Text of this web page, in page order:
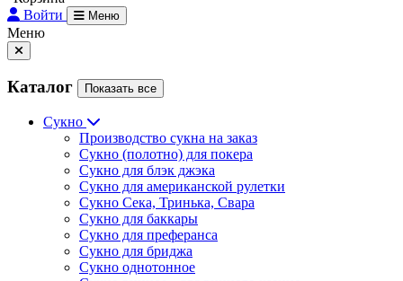
Войти
Меню
Меню
Каталог Показать все
Сукно
Производство сукна на заказ
Сукно (полотно) для покера
Сукно для блэк джэка
Сукно для американской рулетки
Сукно Сека, Тринька, Свара
Сукно для баккары
Сукно для преферанса
Сукно для бриджа
Сукно однотонное